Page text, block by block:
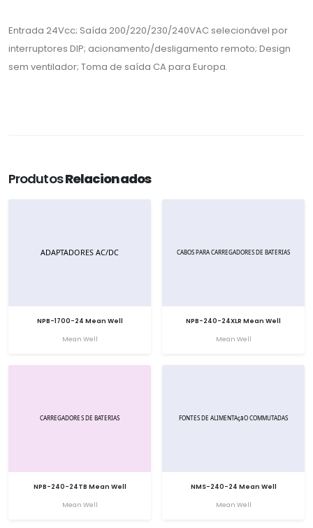
Entrada 24Vcc; Saída 200/220/230/240VAC selecionável por
interruptores DIP; acionamento/desligamento remoto; Design
sem ventilador; Toma de saída CA para Europa.
ProdutosRelacionados
NPB-1700-24 Mean Well
Mean Well
NPB-240-24XLR Mean Well
Mean Well
NPB-240-24TB Mean Well
Mean Well
NMS-240-24 Mean Well
Mean Well